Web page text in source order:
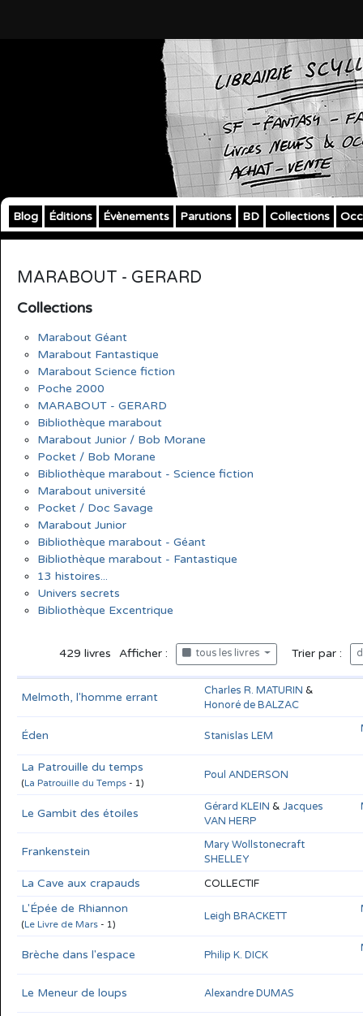
Blog Éditions Évènements Parutions BD Collections
MARABOUT - GERARD
Collections
Marabout Géant
Marabout Fantastique
Marabout Science fiction
Poche 2000
MARABOUT - GERARD
Bibliothèque marabout
Marabout Junior / Bob Morane
Pocket / Bob Morane
Bibliothèque marabout - Science fiction
Marabout université
Pocket / Doc Savage
Marabout Junior
Bibliothèque marabout - Géant
Bibliothèque marabout - Fantastique
13 histoires...
Univers secrets
Bibliothèque Excentrique
429 livres Afficher : tous les livres Trier par :
Melmoth, l'homme errant Charles R. MATURIN&Honoré
de BALZAC
Éden Stanislas LEM
La Patrouille du temps
(La Patrouille du Temps - 1)
Poul ANDERSON
Le Gambit des étoiles Gérard KLEIN&Jacques VAN
HERP
Frankenstein Mary Wollstonecraft SHELLEY
La Cave aux crapauds COLLECTIF
L'Épée de Rhiannon
(Le Livre de Mars - 1)
Leigh BRACKETT
Brèche dans l'espace Philip K. DICK
Le Meneur de loups Alexandre DUMAS